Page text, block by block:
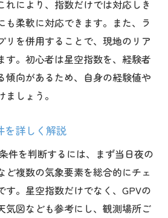
れにより、指数だけでは対応しき
も柔軟に対応できます。また、ラ
リを併用することで、現地のリア
す。初心者は星空指数を、経験者
傾向があるため、自身の経験値や
しょう。
を詳しく解説
件を判断するには、まず当日夜の
ど複数の気象要素を総合的にチェ
す。星空指数だけでなく、GPVの
気図なども参考にし、観測場所ご